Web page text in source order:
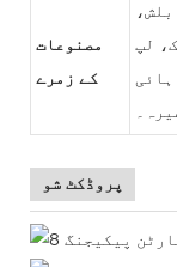
مصنوعات
کے زمرے
لپ
ہائی
پروڈکٹ شو